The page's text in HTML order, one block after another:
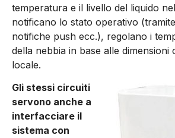
temperatura e il livello del liquido
notificano lo stato operativo
notifiche push ecc.), regolano i
della nebbia in base alle dimensioni
locale.
Gli stessi circuiti
servono anche a
interfacciare il
sistema con